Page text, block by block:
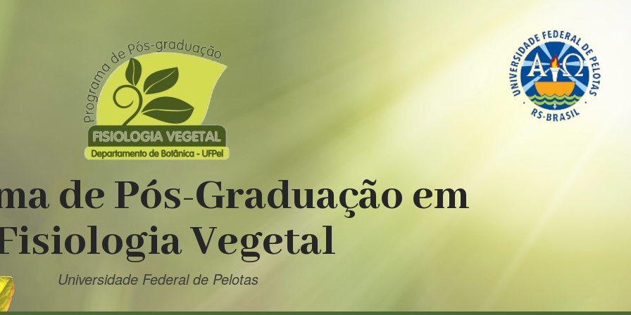
de Pós-Graduação em
Vegetal
Universidade Federal de Pelotas